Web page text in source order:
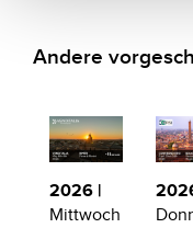
Andere
2026 |
Mittwoch